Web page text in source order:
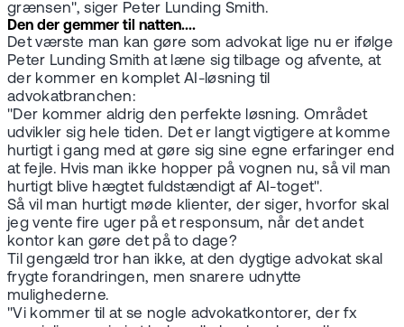
grænsen", siger Peter Lunding Smith.
Den der gemmer til natten....
Det værste man kan gøre som advokat lige nu er ifølge
Peter Lunding Smith at læne sig tilbage og afvente, at
der kommer en komplet AI-løsning til
advokatbranchen:
"Der kommer aldrig den perfekte løsning. Området
udvikler sig hele tiden. Det er langt vigtigere at komme
hurtigt i gang med at gøre sig sine egne erfaringer end
at fejle. Hvis man ikke hopper på vognen nu, så vil man
hurtigt blive hægtet fuldstændigt af AI-toget".
Så vil man hurtigt møde klienter, der siger, hvorfor skal
jeg vente fire uger på et responsum, når det andet
kontor kan gøre det på to dage?
Til gengæld tror han ikke, at den dygtige advokat skal
frygte forandringen, men snarere udnytte
mulighederne.
"Vi kommer til at se nogle advokatkontorer, der fx